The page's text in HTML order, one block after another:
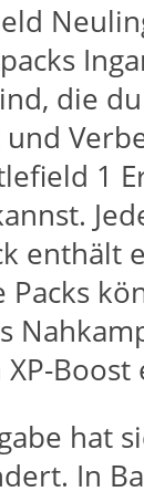
die
und
1
enthält
Packs
Boost
hat
In